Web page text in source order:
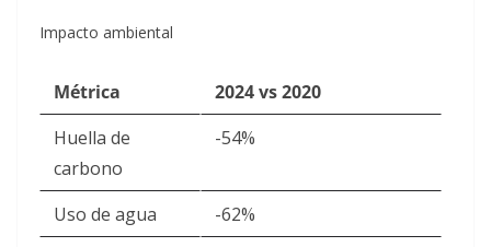
Impacto ambiental
Métrica
2024 vs 2020
Huella de
carbono
-54%
Uso de agua
-62%